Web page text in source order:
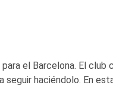
el Barcelona. El club
seguir haciéndolo. En